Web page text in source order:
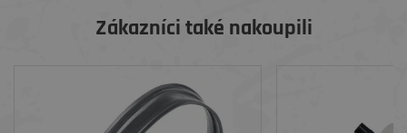
Zákazníci také nakoupili